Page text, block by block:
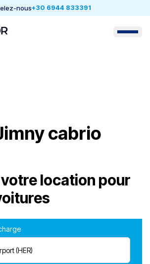
nous+30 6944 833391
cabrio
location pour
(HER)